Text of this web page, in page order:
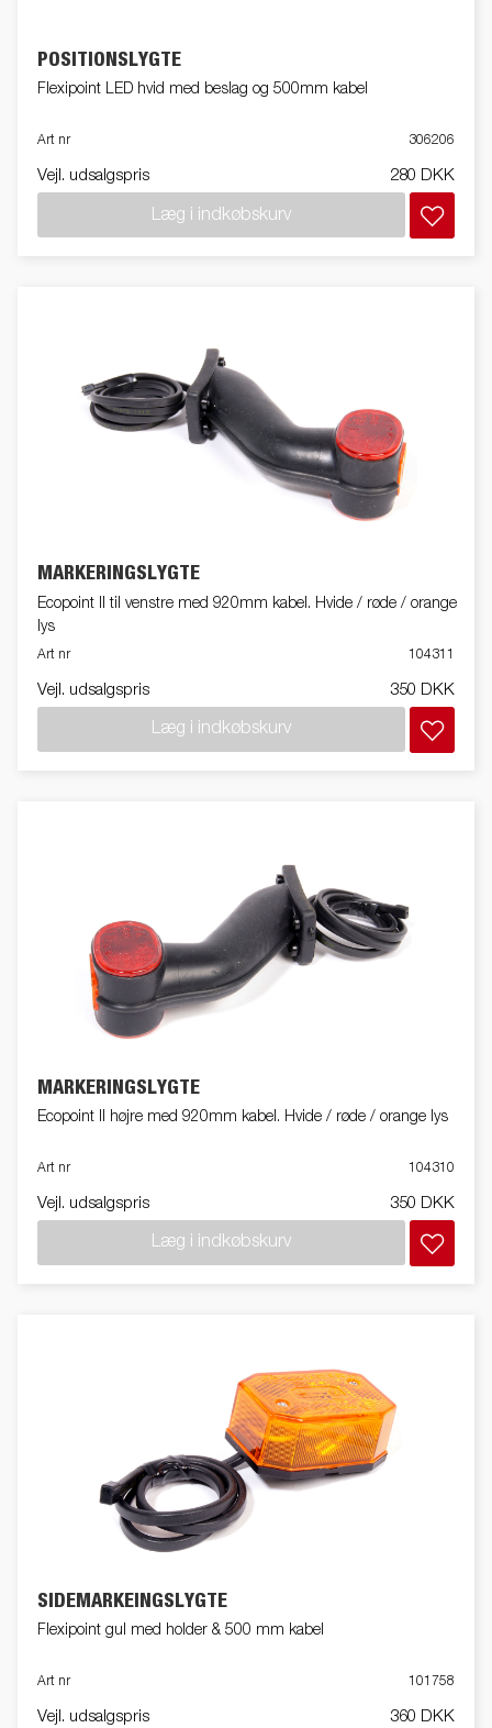
POSITIONSLYGTE
Flexipoint LED hvid med beslag og 500mm kabel
Art nr 306206
Vejl. udsalgspris 280 DKK
Læg i indkøbskurv
MARKERINGSLYGTE
Ecopoint II til venstre med 920mm kabel. Hvide / røde / orange
lys
Art nr 104311
Vejl. udsalgspris 350 DKK
Læg i indkøbskurv
MARKERINGSLYGTE
Ecopoint II højre med 920mm kabel. Hvide / røde / orange lys
Art nr 104310
Vejl. udsalgspris 350 DKK
Læg i indkøbskurv
SIDEMARKEINGSLYGTE
Flexipoint gul med holder & 500 mm kabel
Art nr 101758
Vejl. udsalgspris 360 DKK